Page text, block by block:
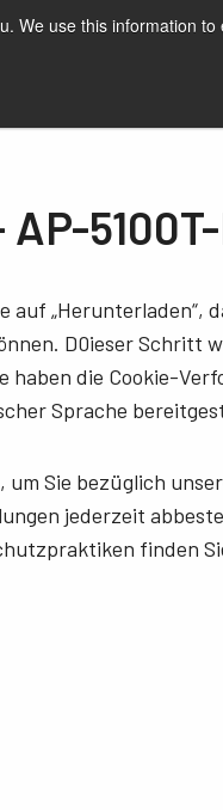
use this information
auf „Herunterladen“,
D0ieser Schritt
haben die Cookie-
Sprache
Sie bezüglich
jederzeit
finden